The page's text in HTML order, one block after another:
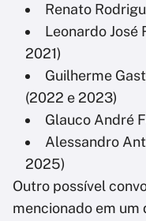
Renato
Leonardo José
2021)
Guilherme
(2022 e 2023)
Glauco André
Alessandro
2025)
Outro possível
mencionado em